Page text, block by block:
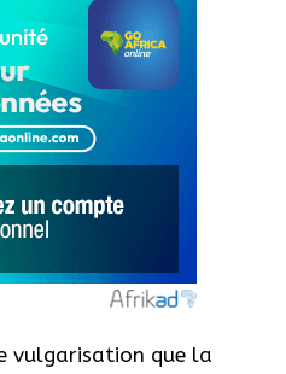
vulgarisation que la